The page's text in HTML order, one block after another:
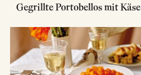
Gegrillte Portobellos mit Käse